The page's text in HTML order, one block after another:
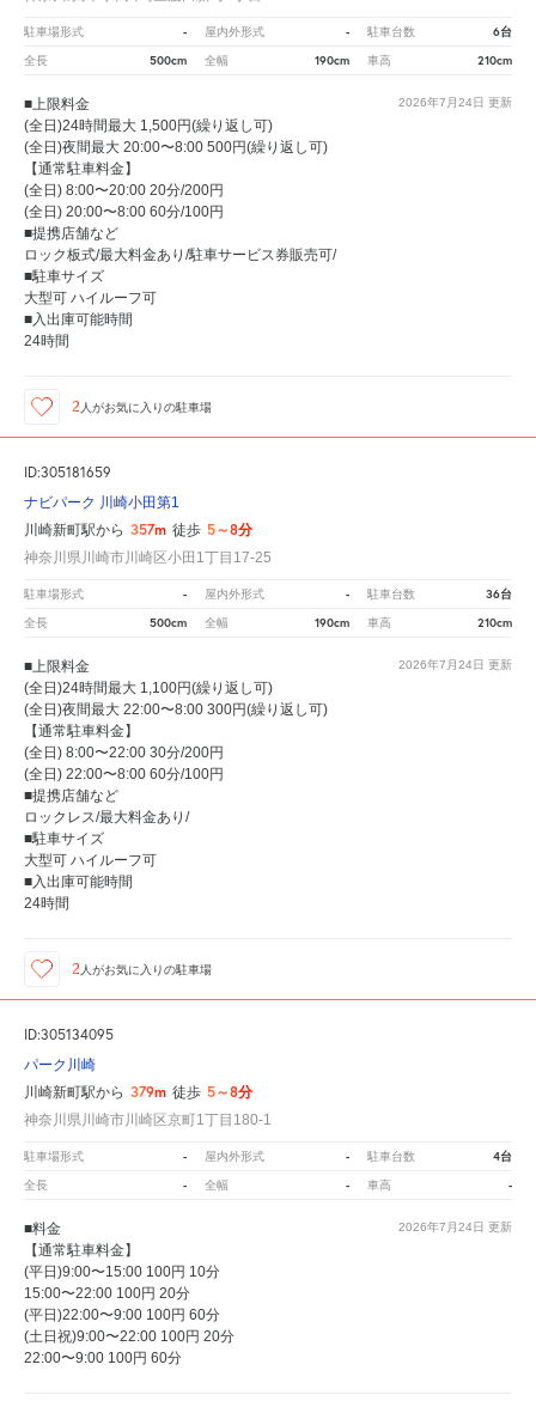
駐車場形式 - 屋内外形式 - 駐車台数 6台
全長 500cm 全幅 190cm 車高 210cm
2026年7月24日 更新
■上限料金
(全日)24時間最大 1,500円(繰り返し可)
(全日)夜間最大 20:00〜8:00 500円(繰り返し可)
【通常駐車料金】
(全日) 8:00〜20:00 20分/200円
(全日) 20:00〜8:00 60分/100円
■提携店舗など
ロック板式/最大料金あり/駐車サービス券販売可/
■駐車サイズ
大型可 ハイルーフ可
■入出庫可能時間
24時間
2 人がお気に入りの駐車場
ID:305181659
ナビパーク 川崎小田第1
川崎新町駅から 357m 徒歩 5～8分
神奈川県川崎市川崎区小田1丁目17-25
駐車場形式 - 屋内外形式 - 駐車台数 36台
全長 500cm 全幅 190cm 車高 210cm
2026年7月24日 更新
■上限料金
(全日)24時間最大 1,100円(繰り返し可)
(全日)夜間最大 22:00〜8:00 300円(繰り返し可)
【通常駐車料金】
(全日) 8:00〜22:00 30分/200円
(全日) 22:00〜8:00 60分/100円
■提携店舗など
ロックレス/最大料金あり/
■駐車サイズ
大型可 ハイルーフ可
■入出庫可能時間
24時間
2 人がお気に入りの駐車場
ID:305134095
パーク川崎
川崎新町駅から 379m 徒歩 5～8分
神奈川県川崎市川崎区京町1丁目180-1
駐車場形式 - 屋内外形式 - 駐車台数 4台
全長 - 全幅 - 車高 -
2026年7月24日 更新
■料金
【通常駐車料金】
(平日)9:00〜15:00 100円 10分
15:00〜22:00 100円 20分
(平日)22:00〜9:00 100円 60分
(土日祝)9:00〜22:00 100円 20分
22:00〜9:00 100円 60分